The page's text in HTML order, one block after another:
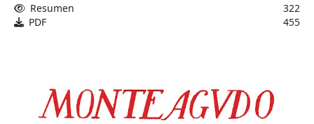
Resumen
322
PDF
455